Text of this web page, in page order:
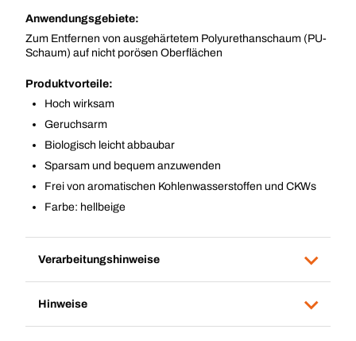
Anwendungsgebiete:
Zum Entfernen von ausgehärtetem Polyurethanschaum (PU-
Schaum) auf nicht porösen Oberflächen
Produktvorteile:
Hoch wirksam
Geruchsarm
Biologisch leicht abbaubar
Sparsam und bequem anzuwenden
Frei von aromatischen Kohlenwasserstoffen und CKWs
Farbe: hellbeige
Verarbeitungshinweise
Hinweise